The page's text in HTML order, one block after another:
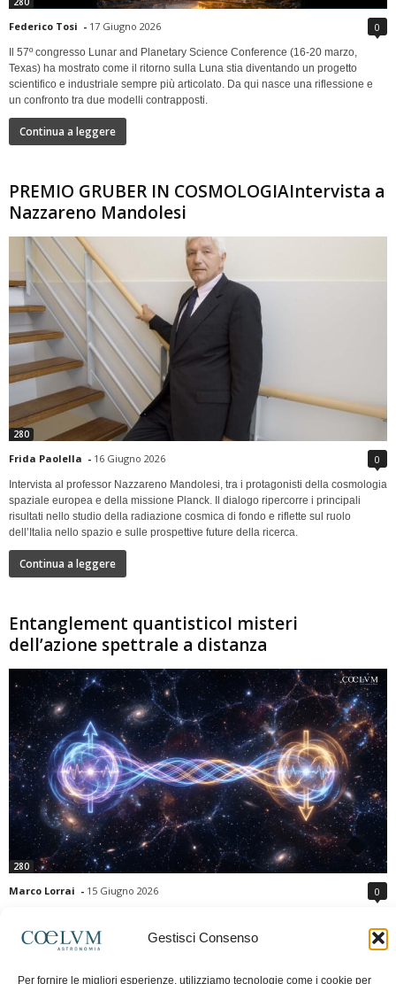
Gestisci Consenso
Per fornire le migliori esperienze, utilizziamo tecnologie come i cookie per
Federico Tosi - 17 Giugno 2026 0
Il 57º congresso Lunar and Planetary Science Conference (16-20 marzo,
Texas) ha mostrato come il ritorno sulla Luna stia diventando un progetto
scientifico e industriale sempre più articolato. Da qui nasce una riflessione e
un confronto tra due modelli contrapposti.
Continua a leggere
PREMIO GRUBER IN COSMOLOGIAIntervista a
Nazzareno Mandolesi
280
Frida Paolella - 16 Giugno 2026 0
Intervista al professor Nazzareno Mandolesi, tra i protagonisti della cosmologia
spaziale europea e della missione Planck. Il dialogo ripercorre i principali
risultati nello studio della radiazione cosmica di fondo e riflette sul ruolo
dell’Italia nello spazio e sulle prospettive future della ricerca.
Continua a leggere
Entanglement quantisticoI misteri
dell’azione spettrale a distanza
280
Marco Lorrai - 15 Giugno 2026 0
moderna: due particelle possono mostrare correlazioni che sembrano ignorare
la distanza che le separa. Gli esperimenti e i teoremi di Bell hanno escluso le
previsioni della meccanica quantistica. Nonostante ciò, l'entanglement non